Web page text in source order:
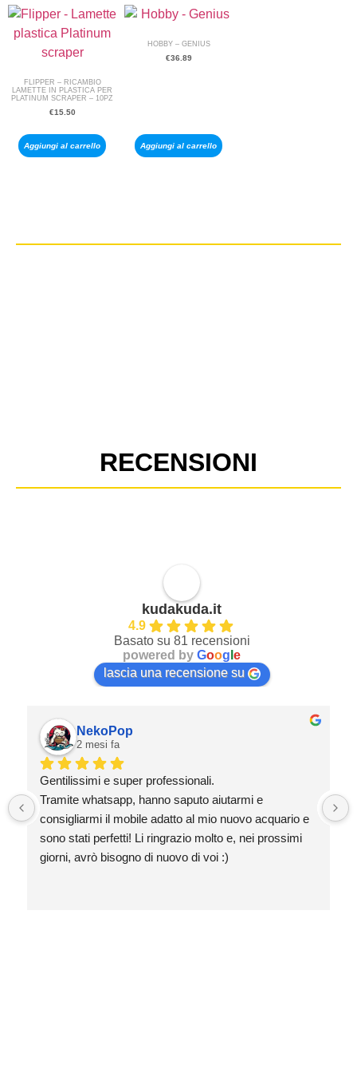
FLIPPER – RICAMBIO
LAMETTE IN PLASTICA PER
PLATINUM SCRAPER – 10PZ
€15.50
Aggiungi al carrello
HOBBY – GENIUS
€36.89
Aggiungi al carrello
RECENSIONI
kudakuda.it
4.9
Basato su 81 recensioni
powered by Goog e
lascia una recensione su
NekoPop
2 mesi fa
Gentilissimi e super professionali.
Tramite whatsapp, hanno saputo aiutarmi e
consigliarmi il mobile adatto al mio nuovo acquario e
sono stati perfetti! Li ringrazio molto e, nei prossimi
giorni, avrò bisogno di nuovo di voi :)